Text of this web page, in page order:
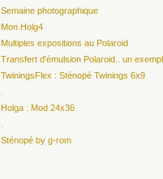
Semaine photographique
Mon Holg4
Multiples expositions au Polaroid
Transfert d'émulsion Polaroid.. un
TwiningsFlex : Sténopé Twinings 6x9
Holga : Mod 24x36
Sténopé by g-rom